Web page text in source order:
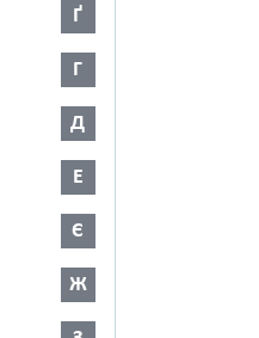
Ґ
Г
Д
Е
Є
Ж